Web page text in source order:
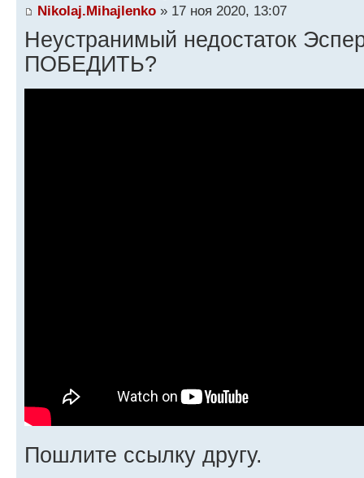
Nikolaj.Mihajlenko » 17 ноя 2020, 13:07
Неустранимый недостаток
ПОБЕДИТЬ?
Пошлите ссылку другу.